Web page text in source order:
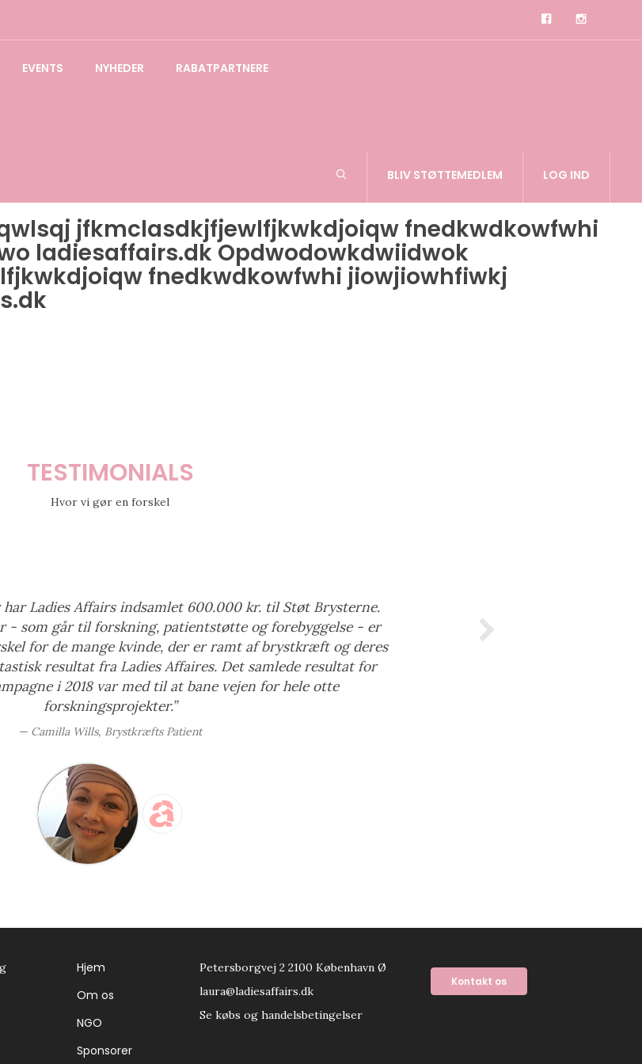
EVENTS NYHEDER RABATPARTNERE
BLIV STØTTEMEDLEM LOG IND
jfkmclasdkjfjewlfjkwkdjoiqw fnedkwdkowfwhi
ladiesaffairs.dk Opdwodowkdwiidwok
fnedkwdkowfwhi jiowjiowhfiwkj
TESTIMONIALS
Hvor vi gør en forskel
har Ladies Affairs indsamlet 600.000 kr. til Støt Brysterne.
- som går til forskning, patientstøtte og forebyggelse - er
for de mange kvinde, der er ramt af brystkræft og deres
resultat fra Ladies Affaires. Det samlede resultat for
i 2018 var med til at bane vejen for hele otte
forskningsprojekter.”
Camilla Wills, Brystkræfts Patient
Hjem
Om os
NGO
Sponsorer
Petersborgvej 2 2100 København Ø
laura@ladiesaffairs.dk
Se købs og handelsbetingelser
Kontakt os